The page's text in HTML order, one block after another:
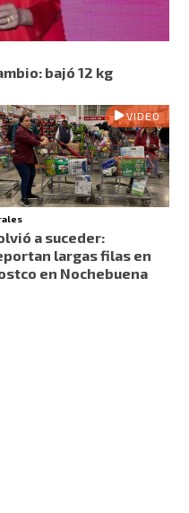
bajó 12 kg
VIDEO
a suceder:
largas filas en
en Nochebuena